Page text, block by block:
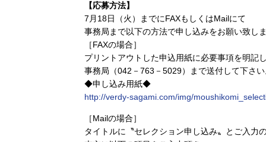
【応募方法】
7月18日（火）までにFAXもしくはMailにて
事務局まで以下の方法で申し込みをお願い致しま
［FAXの場合］
プリントアウトした申込用紙に必要事項を明記し
事務局（042－763－5029）まで送付して下さい
◆申し込み用紙◆
http://verdy-sagami.com/img/
［Mailの場合］
タイトルに〝セレクション申し込み〟とご入力